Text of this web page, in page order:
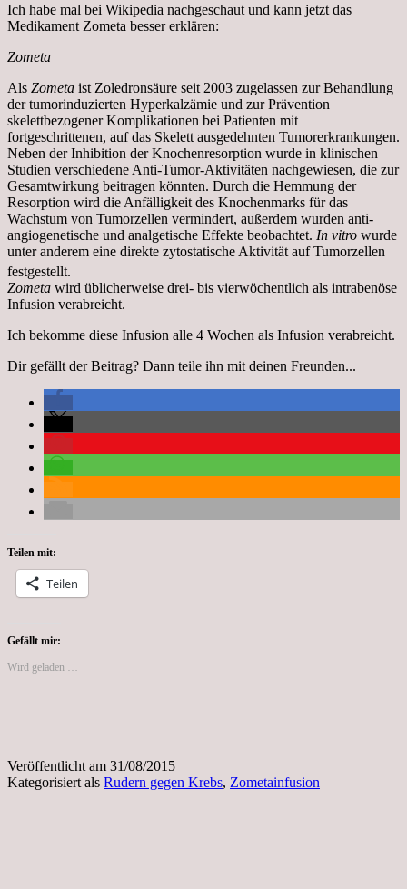
Ich habe mal bei Wikipedia nachgeschaut und kann jetzt das
Medikament Zometa besser erklären:
Zometa
Als Zometa ist Zoledronsäure seit 2003 zugelassen zur Behandlung
der tumorinduzierten Hyperkalzämie und zur Prävention
skelettbezogener Komplikationen bei Patienten mit
fortgeschrittenen, auf das Skelett ausgedehnten Tumorerkrankungen.
Neben der Inhibition der Knochenresorption wurde in klinischen
Studien verschiedene Anti-Tumor-Aktivitäten nachgewiesen, die zur
Gesamtwirkung beitragen könnten. Durch die Hemmung der
Resorption wird die Anfälligkeit des Knochenmarks für das
Wachstum von Tumorzellen vermindert, außerdem wurden anti-
angiogenetische und analgetische Effekte beobachtet. In vitro wurde
unter anderem eine direkte zytostatische Aktivität auf Tumorzellen
festgestellt.
Zometa wird üblicherweise drei- bis vierwöchentlich als intrabenöse
Infusion verabreicht.
Ich bekomme diese Infusion alle 4 Wochen als Infusion verabreicht.
Dir gefällt der Beitrag? Dann teile ihn mit deinen Freunden...
Teilen mit:
Teilen
Gefällt mir:
Wird geladen …
Veröffentlicht am 31/08/2015
Kategorisiert als Rudern gegen Krebs, Zometainfusion